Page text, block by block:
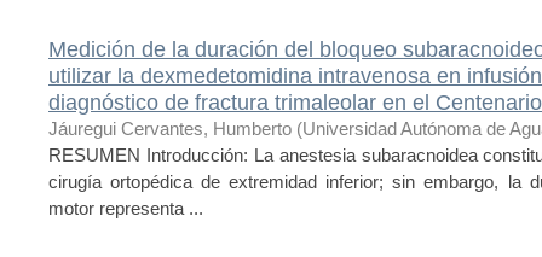
Medición de la duración del bloqueo
utilizar la dexmedetomidina intravenosa en
diagnóstico de fractura trimaleolar en el
Jáuregui Cervantes, Humberto (Universidad Autónoma de
RESUMEN Introducción: La anestesia subaracnoidea
cirugía ortopédica de extremidad inferior; sin embargo, la
motor representa ...